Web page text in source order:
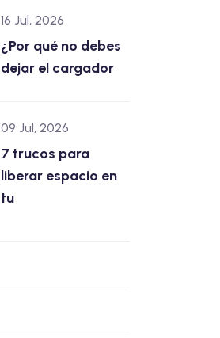
16 Jul, 2026
¿Por qué no debes
dejar el cargador
09 Jul, 2026
7 trucos para
liberar espacio en
tu